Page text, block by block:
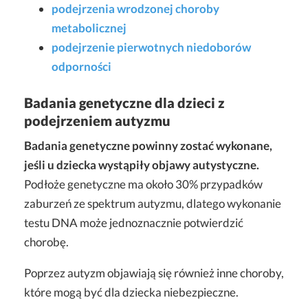
podejrzenia wrodzonej choroby
metabolicznej
podejrzenie pierwotnych niedoborów
odporności
Badania genetyczne dla dzieci z
podejrzeniem autyzmu
Badania genetyczne powinny zostać wykonane,
jeśli u dziecka wystąpiły objawy autystyczne.
Podłoże genetyczne ma około 30% przypadków
zaburzeń ze spektrum autyzmu, dlatego wykonanie
testu DNA może jednoznacznie potwierdzić
chorobę.
Poprzez autyzm objawiają się również inne choroby,
które mogą być dla dziecka niebezpieczne.